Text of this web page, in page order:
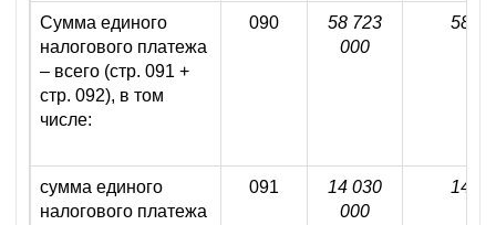
Сумма единого
налогового платежа
– всего (стр. 091 +
стр. 092), в том
числе:
090
58 723
000
58
сумма единого
налогового платежа
091
14 030
000
14